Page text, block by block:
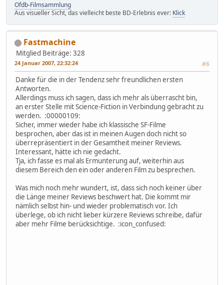
Ofdb-Filmsammlung
Aus visueller Sicht, das vielleicht beste BD-Erlebnis ever: Klick
Fastmachine
Mitglied Beiträge: 328
24 Januar 2007, 22:32:24 #6
Danke für die in der Tendenz sehr freundlichen ersten
Antworten.
Allerdings muss ich sagen, dass ich mehr als überrascht bin,
an erster Stelle mit Science-Fiction in Verbindung gebracht zu
werden. :00000109:
Sicher, immer wieder habe ich klassische SF-Filme
besprochen, aber das ist in meinen Augen doch nicht so
überrepräsentiert in der Gesamtheit meiner Reviews.
Interessant, hätte ich nie gedacht.
Tja, ich fasse es mal als Ermunterung auf, weiterhin aus
diesem Bereich den ein oder anderen Film zu besprechen.
Was mich noch mehr wundert, ist, dass sich noch keiner über
die Länge meiner Reviews beschwert hat. Die kommt mir
nämlich selbst hin- und wieder problematisch vor. Ich
überlege, ob ich nicht lieber kürzere Reviews schreibe, dafür
aber mehr Filme berücksichtige. :icon_confused: